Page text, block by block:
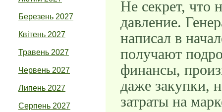
Березень 2027
Квітень 2027
Травень 2027
Червень 2027
Липень 2027
Серпень 2027
Не секрет, что
давление.
написал в
получают
финансы,
даже закупки,
затраты на